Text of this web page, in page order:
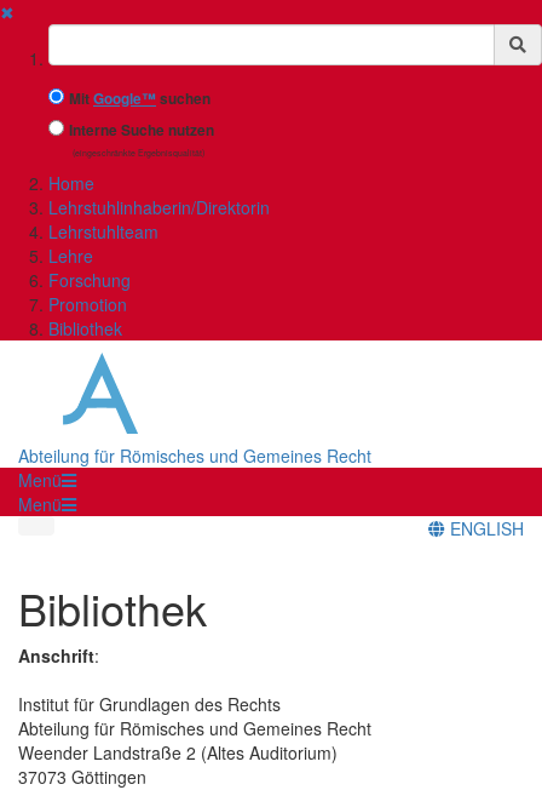
✖
Suchbegriff
MitGoogle™suchen
Interne Suche nutzen
(eingeschränkte Ergebnisqualität)
Home
Lehrstuhlinhaberin/Direktorin
Lehrstuhlteam
Lehre
Forschung
Promotion
Bibliothek
Abteilung für Römisches und Gemeines Recht
Menü
Menü
ENGLISH
Bibliothek
Anschrift:
Institut für Grundlagen des Rechts
Abteilung für Römisches und Gemeines Recht
Weender Landstraße 2 (Altes Auditorium)
37073 Göttingen